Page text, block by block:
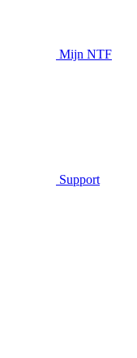
Mijn NTF
Support